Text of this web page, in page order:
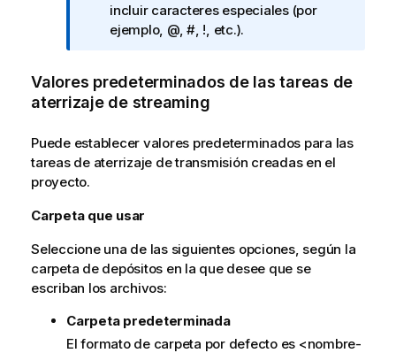
o
t
n
f
r
m
i
v
a
incluir caracteres especiales (por
ejemplo, @, #, !, etc.).
Valores predeterminados de las tareas de
aterrizaje de streaming
Puede establecer valores predeterminados para las
tareas de aterrizaje de transmisión creadas en el
proyecto.
Carpeta que usar
Seleccione una de las siguientes opciones, según la
carpeta de depósitos en la que desee que se
escriban los archivos:
Carpeta predeterminada
El formato de carpeta por defecto es <nombre-